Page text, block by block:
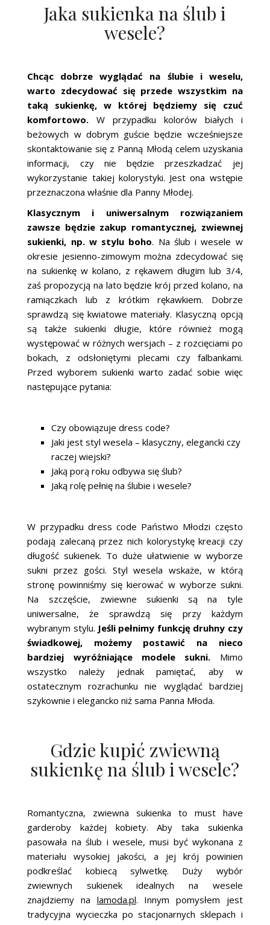
Jaka sukienka na ślub i
wesele?
Chcąc dobrze wyglądać na ślubie i weselu,
warto zdecydować się przede wszystkim na
taką sukienkę, w której będziemy się czuć
komfortowo. W przypadku kolorów białych i
beżowych w dobrym guście będzie wcześniejsze
skontaktowanie się z Panną Młodą celem uzyskania
informacji, czy nie będzie przeszkadzać jej
wykorzystanie takiej kolorystyki. Jest ona wstępie
przeznaczona właśnie dla Panny Młodej.
Klasycznym i uniwersalnym rozwiązaniem
zawsze będzie zakup romantycznej, zwiewnej
sukienki, np. w stylu boho. Na ślub i wesele w
okresie jesienno-zimowym można zdecydować się
na sukienkę w kolano, z rękawem długim lub 3/4,
zaś propozycją na lato będzie krój przed kolano, na
ramiączkach lub z krótkim rękawkiem. Dobrze
sprawdzą się kwiatowe materiały. Klasyczną opcją
są także sukienki długie, które również mogą
występować w różnych wersjach – z rozcięciami po
bokach, z odsłoniętymi plecami czy falbankami.
Przed wyborem sukienki warto zadać sobie więc
następujące pytania:
Czy obowiązuje dress code?
Jaki jest styl wesela – klasyczny, elegancki czy
raczej wiejski?
Jaką porą roku odbywa się ślub?
Jaką rolę pełnię na ślubie i wesele?
W przypadku dress code Państwo Młodzi często
podają zalecaną przez nich kolorystykę kreacji czy
długość sukienek. To duże ułatwienie w wyborze
sukni przez gości. Styl wesela wskaże, w którą
stronę powinniśmy się kierować w wyborze sukni.
Na szczęście, zwiewne sukienki są na tyle
uniwersalne, że sprawdzą się przy każdym
wybranym stylu. Jeśli pełnimy funkcję druhny czy
świadkowej, możemy postawić na nieco
bardziej wyróżniające modele sukni. Mimo
wszystko należy jednak pamiętać, aby w
ostatecznym rozrachunku nie wyglądać bardziej
szykownie i elegancko niż sama Panna Młoda.
Gdzie kupić zwiewną
sukienkę na ślub i wesele?
Romantyczna, zwiewna sukienka to must have
garderoby każdej kobiety. Aby taka sukienka
pasowała na ślub i wesele, musi być wykonana z
materiału wysokiej jakości, a jej krój powinien
podkreślać kobiecą sylwetkę. Duży wybór
zwiewnych sukienek idealnych na wesele
znajdziemy na lamoda.pl. Innym pomysłem jest
tradycyjna wycieczka po stacjonarnych sklepach i